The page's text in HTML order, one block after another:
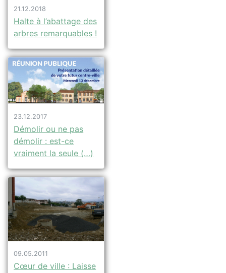
21.12.2018
Halte à l’abattage des
arbres remarquables !
23.12.2017
Démolir ou ne pas
démolir : est-ce
vraiment la seule (…)
09.05.2011
Cœur de ville : Laisse